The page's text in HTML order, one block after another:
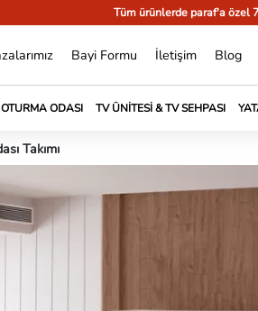
Tüm ürünlerde paraf'a özel
Bayi Formu İletişim Blog
OTURMA ODASI TV ÜNITESI & TV SEHPASI
Takımı